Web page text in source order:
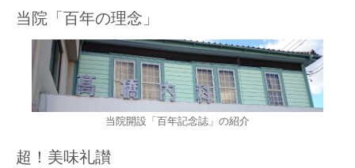
当院「百年の理念」
当院開設「百年記念誌」の紹介
超！美味礼讃